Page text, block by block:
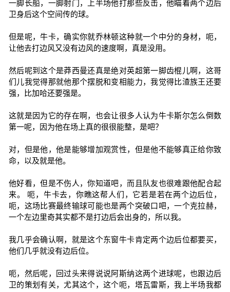
一脚长船，一脚射门，上半场他打那些反击，他瞄着两个边后
卫身后这个空间传的球。
但是呢，牛卡，确实你就乔林顿这种就一个中分的身材，呃，
让他去打边风又没有边风的速度啊，真是没用。
然后呢到这个是莽西曼还真是绝对英超第一脚齿棍儿啊，这哥
们儿我觉得那就他那个摆脱和变相能力，我觉得比渣族王还要
强，比加哈还要强是。
这就是因为它的存在啊，也会让很多人认为牛卡斯尔怎么倒数
第一呢，因为他在场上真的很很能整，是吧？
对，但是他，他是能够增加观赏性，但是他不能够真正给你致
命，以及就是他。
他好看，但是不伤人，你知道吧，而且队友也很难跟他配合起
来。 呃，牛卡去，你瞧这帮人们，它若是若在两个边后位，
呃，这场比赛最终输球可能也是两个突破口吧，一个克拉赫，
一个左边里奇其实都不是打边后会出身的，所以我。
我几乎会确认啊，就是这个东窗牛卡肯定两个边后位都要买，
他们几乎就没有边后位。
呃，然后呢，回过头来得说说阿斯纳这两个进球呢，也跟边后
卫的策划有关，尤其这个，这个呃，塔瓦雷斯，我上半场我都